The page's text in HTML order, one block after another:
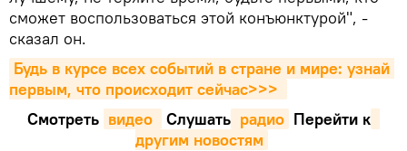
сможет воспользоваться этой конъюнктурой", -
сказал он.
Будь в курсе всех событий в стране и мире: узнай
первым, что происходит сейчаc>>>
Смотреть видео Cлушать радио Перейти к
другим новостям